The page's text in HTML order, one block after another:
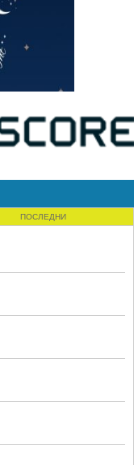
ПОСЛЕДНИ